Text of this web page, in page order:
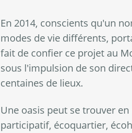
En 2014, conscients qu'un
modes de vie différents,
fait de confier ce projet au
sous l'impulsion de son
centaines de lieux.
Une oasis peut se trouver
participatif, écoquartier,